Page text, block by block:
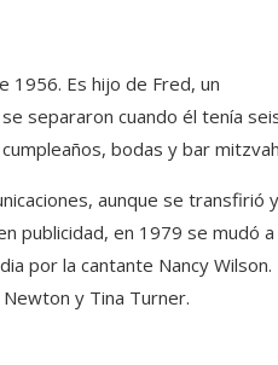
1956. Es hijo de Fred, un
separaron cuando él tenía
bodas y bar
aunque se transfirió y
publicidad, en 1979 se mudó a
por la cantante Nancy Wilson.
y Tina Turner.